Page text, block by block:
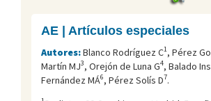
AE | Artículos especiales
Autores:Blanco Rodríguez C1, Pérez
Martín MJ3, Orejón de Luna G4, Balado
Fernández MÁ6, Pérez Solís D7.